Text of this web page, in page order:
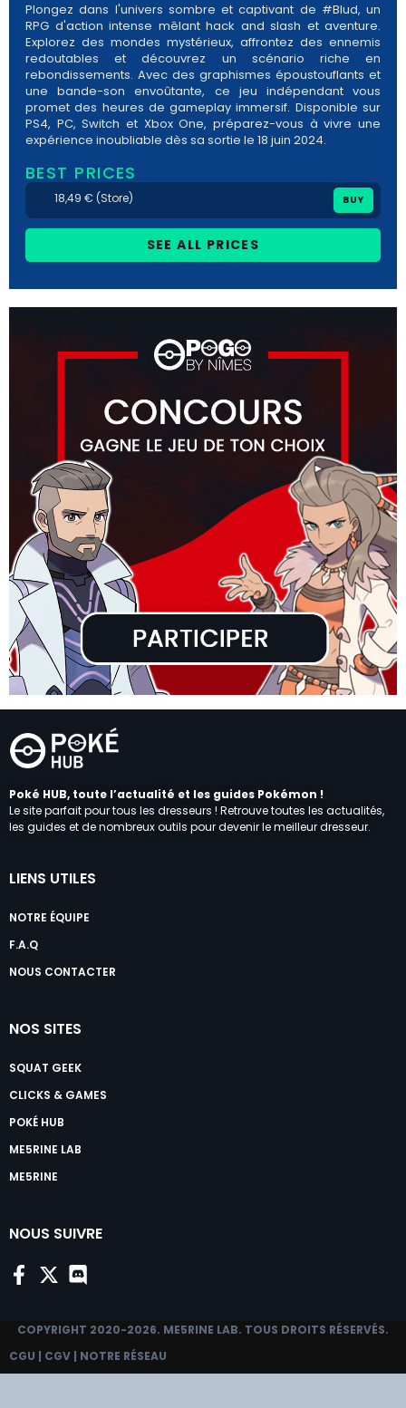
Plongez dans l'univers sombre et captivant de #Blud, un
RPG d'action intense mêlant hack and slash et aventure.
Explorez des mondes mystérieux, affrontez des ennemis
redoutables et découvrez un scénario riche en
rebondissements. Avec des graphismes époustouflants et
une bande-son envoûtante, ce jeu indépendant vous
promet des heures de gameplay immersif. Disponible sur
PS4, PC, Switch et Xbox One, préparez-vous à vivre une
expérience inoubliable dès sa sortie le 18 juin 2024.
BEST PRICES
18,49 € (Store) BUY
SEE ALL PRICES
Poké HUB, toute l’actualité et les guides Pokémon !
Le site parfait pour tous les dresseurs ! Retrouve toutes les actualités,
les guides et de nombreux outils pour devenir le meilleur dresseur.
LIENS UTILES
NOTRE ÉQUIPE
F.A.Q
NOUS CONTACTER
NOS SITES
SQUAT GEEK
CLICKS & GAMES
POKÉ HUB
ME5RINE LAB
ME5RINE
NOUS SUIVRE
COPYRIGHT 2020-2026. ME5RINE LAB. TOUS DROITS RÉSERVÉS.
CGU | CGV | NOTRE RÉSEAU